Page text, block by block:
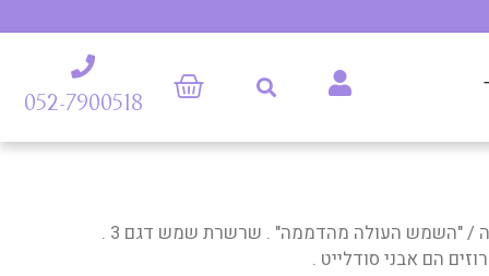
052-7900518
/ "השמש העולה מהדממה" . שרשרת שמש דגם 3 .
הם אבני סודלייט .